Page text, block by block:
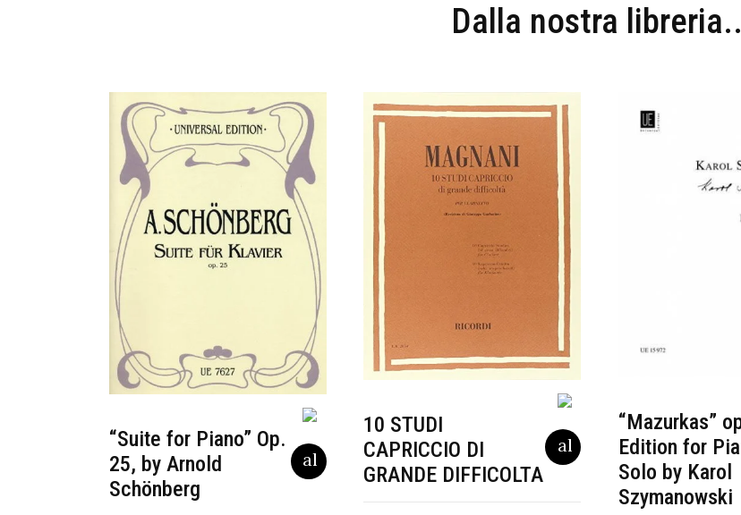
Dalla nostra
“Suite for Piano” Op.
25, by Arnold
Schönberg
10 STUDI
CAPRICCIO DI
GRANDE DIFFICOLTA
“Mazurkas”
Edition for
Solo by Karol
Szymanowski